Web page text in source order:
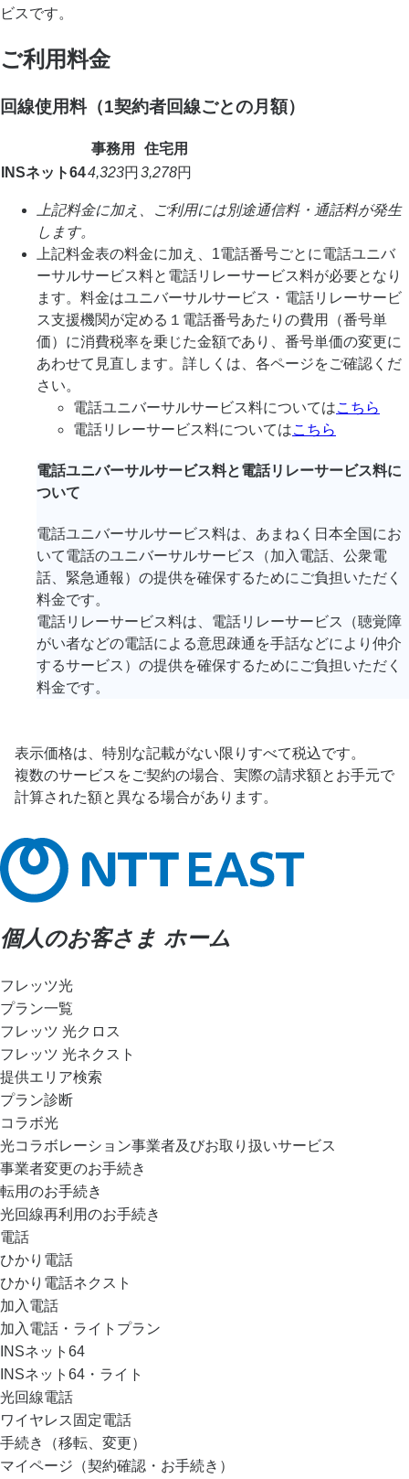
ビスです。
ご利用料金
回線使用料（1契約者回線ごとの月額）
事務用
住宅用
INSネット644,323円 3,278円
上記料金に加え、ご利用には別途通信料・通話料が発生
します。
上記料金表の料金に加え、1電話番号ごとに電話ユニバ
ーサルサービス料と電話リレーサービス料が必要となり
ます。料金はユニバーサルサービス・電話リレーサービ
ス支援機関が定める１電話番号あたりの費用（番号単
価）に消費税率を乗じた金額であり、番号単価の変更に
あわせて見直します。詳しくは、各ページをご確認くだ
さい。
電話ユニバーサルサービス料についてはこちら
電話リレーサービス料についてはこちら
電話ユニバーサルサービス料と電話リレーサービス料に
ついて
電話ユニバーサルサービス料は、あまねく日本全国にお
いて電話のユニバーサルサービス（加入電話、公衆電
話、緊急通報）の提供を確保するためにご負担いただく
料金です。
電話リレーサービス料は、電話リレーサービス（聴覚障
がい者などの電話による意思疎通を手話などにより仲介
するサービス）の提供を確保するためにご負担いただく
料金です。
表示価格は、特別な記載がない限りすべて税込です。
複数のサービスをご契約の場合、実際の請求額とお手元で
計算された額と異なる場合があります。
個人のお客さま ホーム
フレッツ光
プラン一覧
フレッツ 光クロス
フレッツ 光ネクスト
提供エリア検索
プラン診断
コラボ光
光コラボレーション事業者及びお取り扱いサービス
事業者変更のお手続き
転用のお手続き
光回線再利用のお手続き
電話
ひかり電話
ひかり電話ネクスト
加入電話
加入電話・ライトプラン
INSネット64
INSネット64・ライト
光回線電話
ワイヤレス固定電話
手続き（移転、変更）
マイページ（契約確認・お手続き）